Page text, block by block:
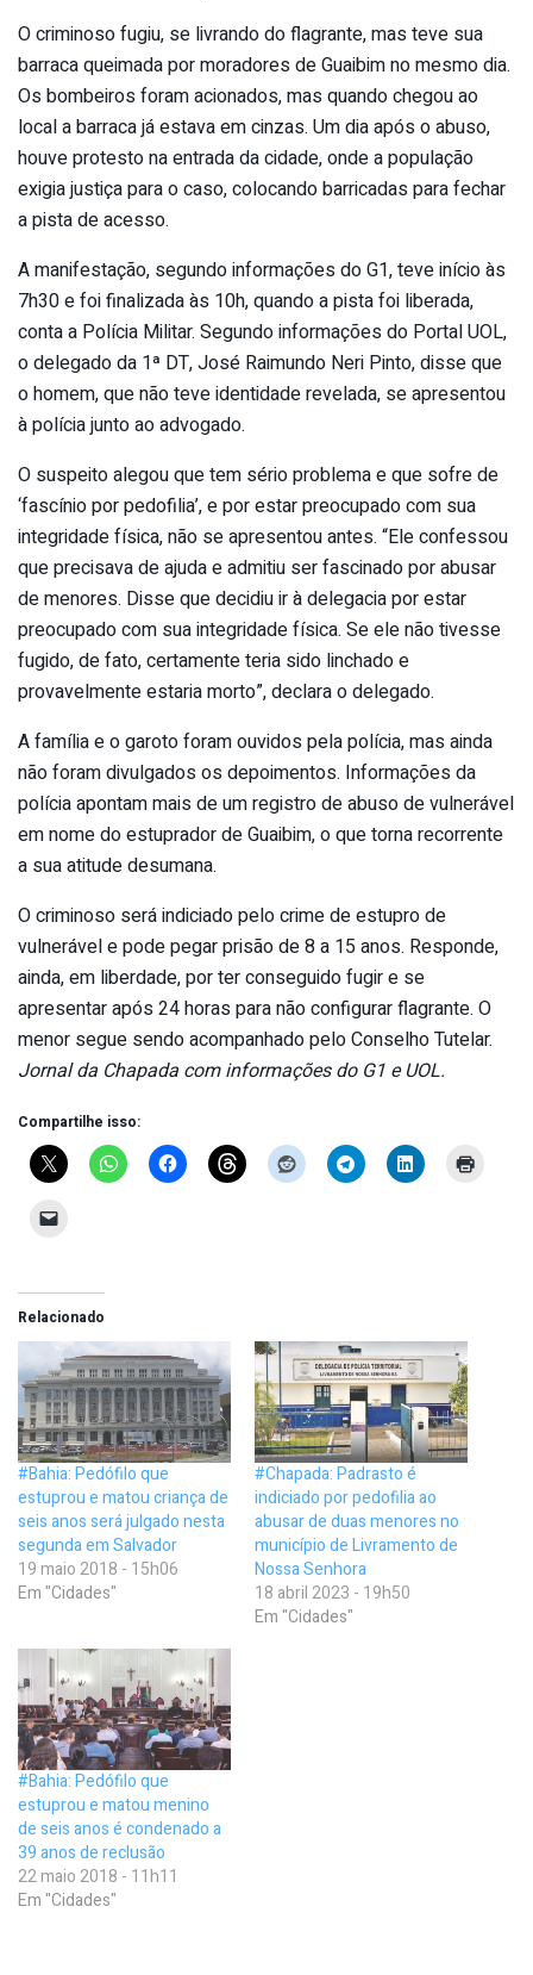
O criminoso fugiu, se livrando do flagrante, mas teve sua
barraca queimada por moradores de Guaibim no mesmo dia.
Os bombeiros foram acionados, mas quando chegou ao
local a barraca já estava em cinzas. Um dia após o abuso,
houve protesto na entrada da cidade, onde a população
exigia justiça para o caso, colocando barricadas para fechar
a pista de acesso.
A manifestação, segundo informações do G1, teve início às
7h30 e foi finalizada às 10h, quando a pista foi liberada,
conta a Polícia Militar. Segundo informações do Portal UOL,
o delegado da 1ª DT, José Raimundo Neri Pinto, disse que
o homem, que não teve identidade revelada, se apresentou
à polícia junto ao advogado.
O suspeito alegou que tem sério problema e que sofre de
‘fascínio por pedofilia’, e por estar preocupado com sua
integridade física, não se apresentou antes. “Ele confessou
que precisava de ajuda e admitiu ser fascinado por abusar
de menores. Disse que decidiu ir à delegacia por estar
preocupado com sua integridade física. Se ele não tivesse
fugido, de fato, certamente teria sido linchado e
provavelmente estaria morto”, declara o delegado.
A família e o garoto foram ouvidos pela polícia, mas ainda
não foram divulgados os depoimentos. Informações da
polícia apontam mais de um registro de abuso de vulnerável
em nome do estuprador de Guaibim, o que torna recorrente
a sua atitude desumana.
O criminoso será indiciado pelo crime de estupro de
vulnerável e pode pegar prisão de 8 a 15 anos. Responde,
ainda, em liberdade, por ter conseguido fugir e se
apresentar após 24 horas para não configurar flagrante. O
menor segue sendo acompanhado pelo Conselho Tutelar.
Jornal da Chapada com informações do G1 e UOL.
Compartilhe isso:
Relacionado
#Bahia: Pedófilo que
estuprou e matou criança de
seis anos será julgado nesta
segunda em Salvador
19 maio 2018 - 15h06
Em "Cidades"
#Chapada: Padrasto é
indiciado por pedofilia ao
abusar de duas menores no
município de Livramento de
Nossa Senhora
18 abril 2023 - 19h50
Em "Cidades"
#Bahia: Pedófilo que
estuprou e matou menino
de seis anos é condenado a
39 anos de reclusão
22 maio 2018 - 11h11
Em "Cidades"